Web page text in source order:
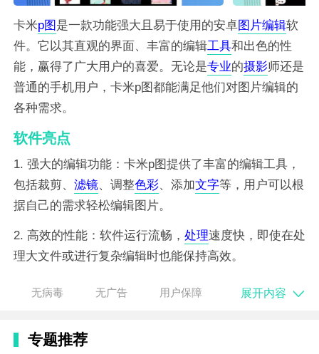
卡米p图是一款功能强大且易于使用的安卓图片编辑软
件。它以其直观的界面、丰富的编辑工具和出色的性
能，赢得了广大用户的喜爱。无论是专业的摄影师还是
普通的手机用户，卡米p图都能满足他们对图片编辑的
各种需求。
软件亮点
1. 强大的编辑功能：卡米p图提供了丰富的编辑工具，
包括裁剪、 滤镜、调整色彩、添加文字等，用户可以根
据自己的需求轻松编辑图片。
2. 高效的性能：软件运行流畅， 处理速度快，即使在处
理大文件或进行复杂编辑时也能保持高效。
3. 易于上手：简洁直观的界面设计，使得用户无需专业
软件特色
无病毒 无广告 用户保障 展开内容
专题推荐